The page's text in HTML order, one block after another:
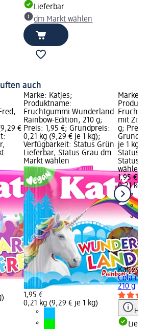
Lieferbar
dm Markt wählen
auch
€
Marke: Katjes;
Produktname:
Fruchtgummi Wunderland
Rainbow-Edition, 210 g;
Preis: 1,95 €; Grundpreis:
0,21 kg (9,29 € je 1 kg);
Verfügbarkeit: Status Grün
Lieferbar, Status Grau dm
Markt wählen
1,95 €
0,21 kg (9,29 € je 1 kg)
Marke:
mit
g; Preis:
je 1 kg);
Status
Status
wählen
1,95 €
0,21 kg
Katjes
Cola mit
210 g